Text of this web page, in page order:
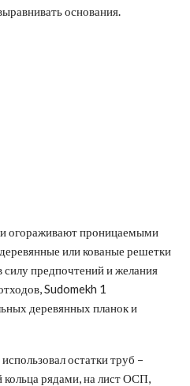
основания.
огораживают проницаемыми
или кованые решетки
предпочтений и желания
Sudomekh 1
деревянных планок и
остатки труб –
кольца рядами, на лист ОСП,